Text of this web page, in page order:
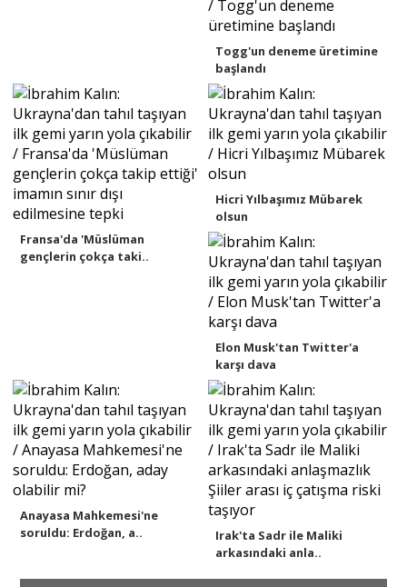
Togg'un deneme üretimine
başlandı
Fransa'da 'Müslüman
gençlerin çokça taki..
Hicri Yılbaşımız Mübarek
olsun
Elon Musk'tan Twitter'a
karşı dava
Anayasa Mahkemesi'ne
soruldu: Erdoğan, a..
Irak'ta Sadr ile Maliki
arkasındaki anla..